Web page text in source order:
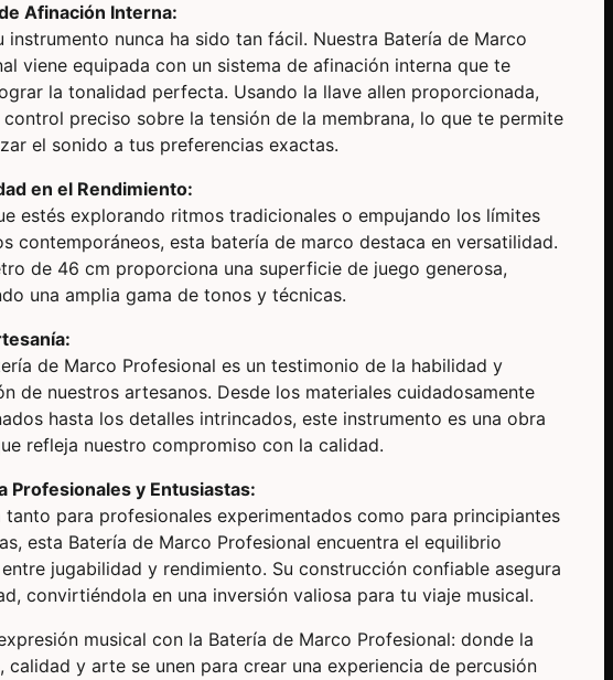
Afinación Interna:
instrumento nunca ha sido tan fácil. Nuestra Batería de Marco
viene equipada con un sistema de afinación interna que te
la tonalidad perfecta. Usando la llave allen proporcionada,
control preciso sobre la tensión de la membrana, lo que te permite
el sonido a tus preferencias exactas.
en el Rendimiento:
estés explorando ritmos tradicionales o empujando los límites
contemporáneos, esta batería de marco destaca en versatilidad.
de 46 cm proporciona una superficie de juego generosa,
una amplia gama de tonos y técnicas.
de Marco Profesional es un testimonio de la habilidad y
de nuestros artesanos. Desde los materiales cuidadosamente
hasta los detalles intrincados, este instrumento es una obra
refleja nuestro compromiso con la calidad.
Profesionales y Entusiastas:
tanto para profesionales experimentados como para principiantes
esta Batería de Marco Profesional encuentra el equilibrio
jugabilidad y rendimiento. Su construcción confiable asegura
convirtiéndola en una inversión valiosa para tu viaje musical.
musical con la Batería de Marco Profesional: donde la
calidad y arte se unen para crear una experiencia de percusión